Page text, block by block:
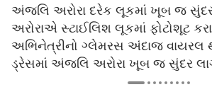
અંજલિ અરોરા દરેક લૂકમાં ખૂબ જ
અરોરાએ સ્ટાઈલિશ લૂકમાં ફોટોશૂટ
અભિનેત્રીનો ગ્લેમરસ અંદાજ વાયરલ
ડ્રેસમાં અંજલિ અરોરા ખૂબ જ સુંદર